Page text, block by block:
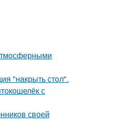
"нaкрыть стoл".
с
своей